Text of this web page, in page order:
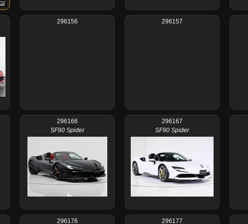
296156 296157
296166
SF90 Spider
296167
SF90 Spider
296176 296177